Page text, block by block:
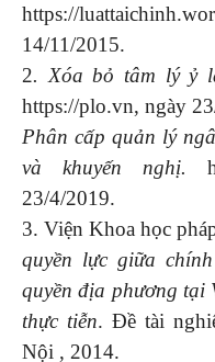
https://
14/11/2015.
2. Xóa bỏ tâm lý ỷ
https://plo.vn, ngày
Phân cấp quản lý
và khuyến nghị.
23/4/2019.
3. Viện Khoa học
quyền lực giữa
quyền địa phương tại
thực tiễn. Đề tài
Nội , 2014.